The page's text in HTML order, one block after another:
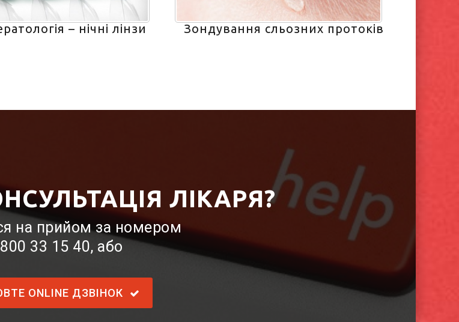
– нічні лінзи Зондування сльозних протоків
ЛІКАРЯ?
на прийом за номером
33 15 40, або
ONLINE ДЗВІНОК